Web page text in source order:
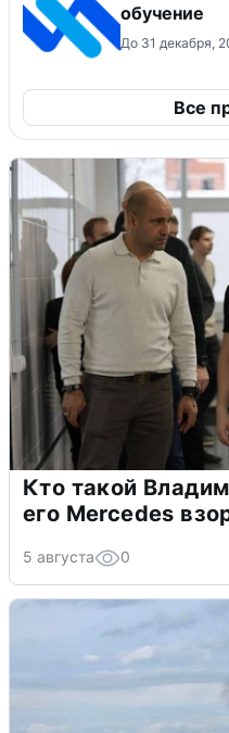
обучение
До 31 декабря,
Все
Кто такой
его Mercedes
5 августа 0